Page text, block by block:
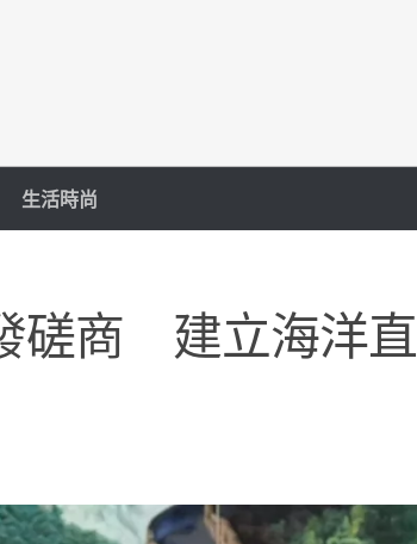
生活時尚
磋商 建立海洋直